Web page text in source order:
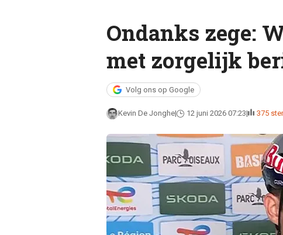
Ondanks zege:
met zorgelijk
Volg ons op Google
Kevin De Jonghe 12 juni 2026 07:23 375